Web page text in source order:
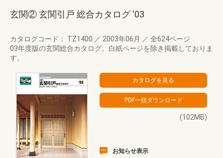
玄関② 玄関引戸 総合カタログ '03
カタログコード： TZ1400 ／ 2003年06月 ／ 全624ページ
03年度版の玄関総合カタログ。白紙ページを除き掲載しておりま
す。
(102MB)
お知らせ表示